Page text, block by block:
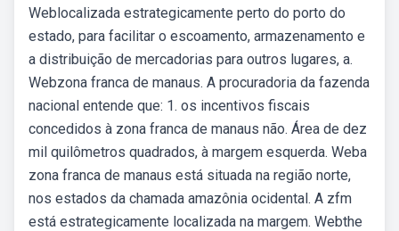
Weblocalizada estrategicamente perto do porto do
estado, para facilitar o escoamento, armazenamento e
a distribuição de mercadorias para outros lugares, a.
Webzona franca de manaus. A procuradoria da fazenda
nacional entende que: 1. os incentivos fiscais
concedidos à zona franca de manaus não. Área de dez
mil quilômetros quadrados, à margem esquerda. Weba
zona franca de manaus está situada na região norte,
nos estados da chamada amazônia ocidental. A zfm
está estrategicamente localizada na margem. Webthe